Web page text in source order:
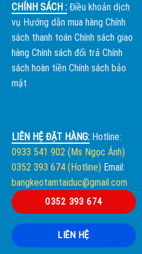
CHÍNH SÁCH : Điều khoản dịch
vụ Hướng dẫn mua hàng Chính
sách thanh toán Chính sách giao
hàng Chính sách đổi trả Chính
sách hoàn tiền Chính sách bảo
mật
LIÊN HỆ ĐẶT HÀNG:Hotline:
0933 541 902 (Ms Ngọc Ánh)
0352 393 674 (Hotline) Email:
bangkeotamtaiduc@gmail.com
0352 393 674
LIÊN HỆ